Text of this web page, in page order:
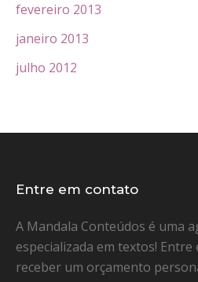
fevereiro 2013
janeiro 2013
julho 2012
Entre em contato
A Mandala Conteúdos é uma
especializada em textos!
receber um orçamento